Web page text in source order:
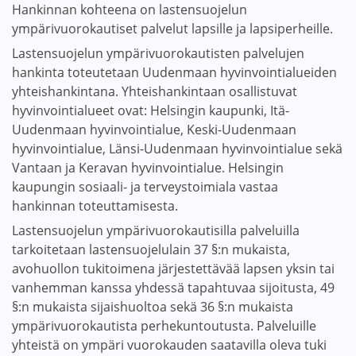
Hankinnan kohteena on lastensuojelun
ympärivuorokautiset palvelut lapsille ja lapsiperheille.
Lastensuojelun ympärivuorokautisten palvelujen
hankinta toteutetaan Uudenmaan hyvinvointialueiden
yhteishankintana. Yhteishankintaan osallistuvat
hyvinvointialueet ovat: Helsingin kaupunki, Itä-
Uudenmaan hyvinvointialue, Keski-Uudenmaan
hyvinvointialue, Länsi-Uudenmaan hyvinvointialue sekä
Vantaan ja Keravan hyvinvointialue. Helsingin
kaupungin sosiaali- ja terveystoimiala vastaa
hankinnan toteuttamisesta.
Lastensuojelun ympärivuorokautisilla palveluilla
tarkoitetaan lastensuojelulain 37 §:n mukaista,
avohuollon tukitoimena järjestettävää lapsen yksin tai
vanhemman kanssa yhdessä tapahtuvaa sijoitusta, 49
§:n mukaista sijaishuoltoa sekä 36 §:n mukaista
ympärivuorokautista perhekuntoutusta. Palveluille
yhteistä on ympäri vuorokauden saatavilla oleva tuki